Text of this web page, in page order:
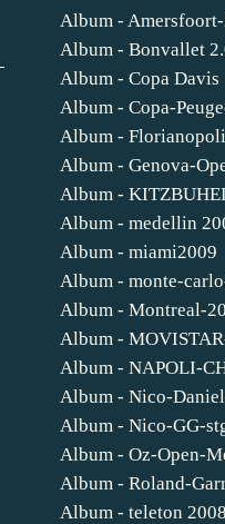
Album -
Album - Bonvallet
Album - Copa Davis
Album - Copa-
Album -
Album - Genova-
Album -
Album - medellin
Album - miami2009
Album - monte-
Album - Montreal-
Album -
Album - NAPOLI-
Album - Nico-
Album - Nico-GG-
Album - Oz-Open-
Album - Roland-
Album - teleton 2008